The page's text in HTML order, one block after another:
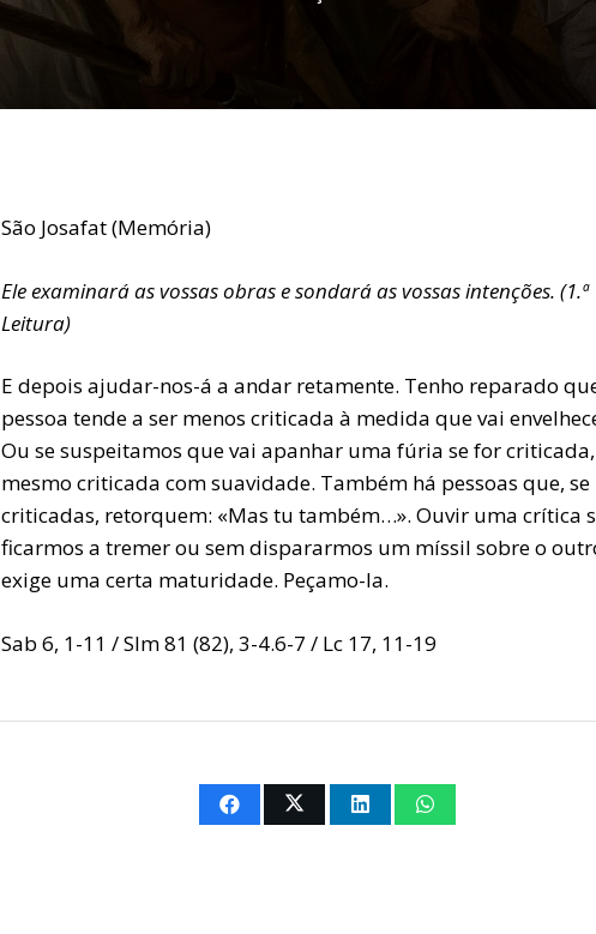
São Josafat (Memória)
Ele examinará as vossas obras e sondará as vossas intenções. (1.ª
Leitura)
E depois ajudar-nos-á a andar retamente. Tenho reparado
pessoa tende a ser menos criticada à medida que vai
Ou se suspeitamos que vai apanhar uma fúria se for criticada,
mesmo criticada com suavidade. Também há pessoas que, se
criticadas, retorquem: «Mas tu também…». Ouvir uma crítica
ficarmos a tremer ou sem dispararmos um míssil sobre o
exige uma certa maturidade. Peçamo-la.
Sab 6, 1-11 / Slm 81 (82), 3-4.6-7 / Lc 17, 11-19